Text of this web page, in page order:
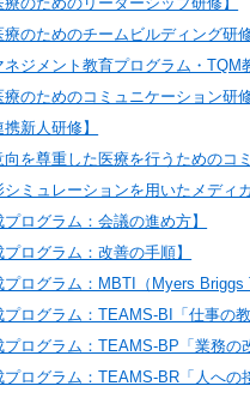
療のためのチームビルディング研
ネジメント教育プログラム・TQM
療のためのコミュニケーション研
新人研修】
向を尊重した医療を行うためのコ
シミュレーションを用いたメディ
ログラム：会議の進め方】
ログラム：改善の手順】
プログラム：MBTI（Myers
プログラム：TEAMS-BI「仕事の
プログラム：TEAMS-BP「業務の
プログラム：TEAMS-BR「人への